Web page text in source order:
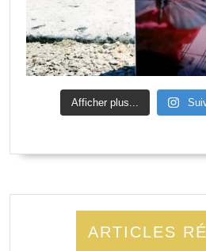
Afficher plus...
ARTICLES